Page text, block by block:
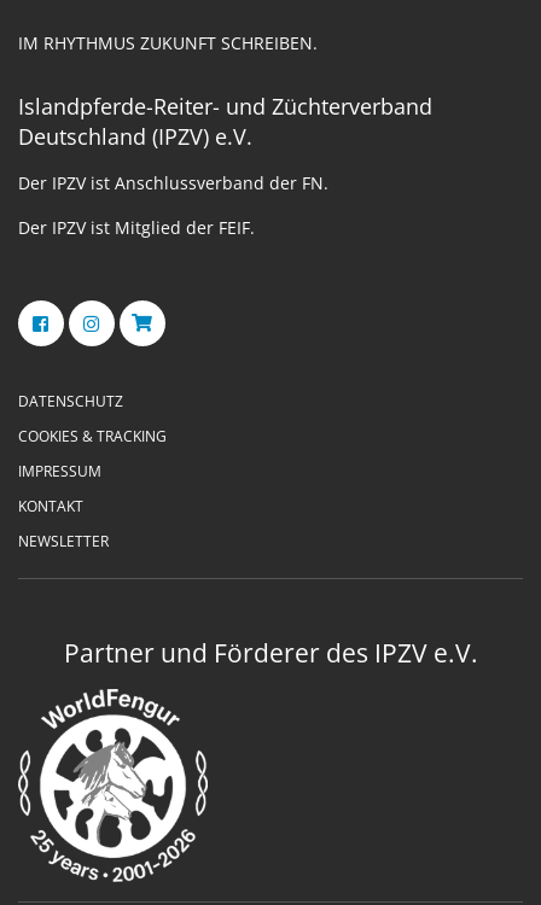
IM RHYTHMUS ZUKUNFT SCHREIBEN.
Islandpferde-Reiter- und Züchterverband
Deutschland (IPZV) e.V.
Der IPZV ist Anschlussverband der FN.
Der IPZV ist Mitglied der FEIF.
DATENSCHUTZ
COOKIES & TRACKING
IMPRESSUM
KONTAKT
NEWSLETTER
Partner und Förderer des IPZV e.V.